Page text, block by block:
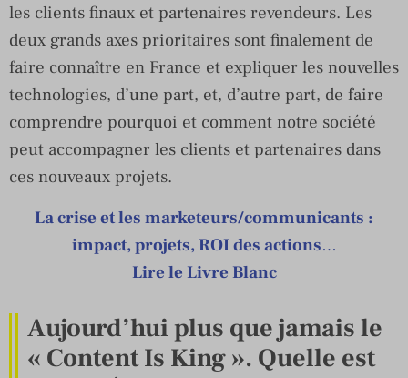
les clients finaux et partenaires revendeurs. Les
deux grands axes prioritaires sont finalement de
faire connaître en France et expliquer les nouvelles
technologies, d’une part, et, d’autre part, de faire
comprendre pourquoi et comment notre société
peut accompagner les clients et partenaires dans
ces nouveaux projets.
La crise et les marketeurs/communicants :
impact, projets, ROI des actions…
Lire le Livre Blanc
Aujourd’hui plus que jamais le
« Content Is King ». Quelle est